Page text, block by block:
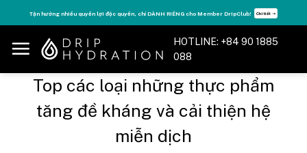
to
content
Tăng năng lượng - sống đỉnh cao với thẻ Vitamin Drip Membership. Xem ngay ➝
HOTLINE: +84 90 1885
088
Top các loại những thực phẩm
tăng đề kháng và cải thiện hệ
miễn dịch